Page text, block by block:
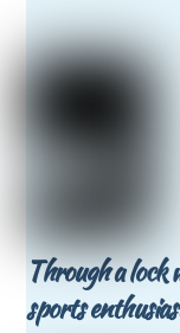
Through a lock
sports